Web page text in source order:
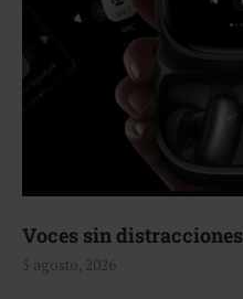
Voces sin distracciones
5 agosto, 2026